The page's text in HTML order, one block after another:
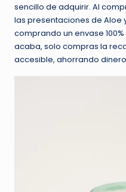
sencillo de adquirir. Al
las presentaciones de Aloe
comprando un envase
acaba, solo compras la
accesible, ahorrando